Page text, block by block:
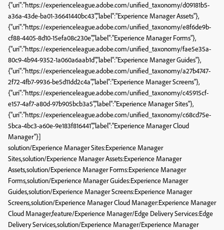
{"uri":"https://experienceleague.adobe.com/unified_taxonomy/d09181b5-
a36a-43de-ba01-36641440bc43","label":"Experience Manager Assets"},
{"uri":"https://experienceleague.adobe.com/unified_taxonomy/e8f6de9b-
cf88-4405-8d10-15efa08c230e","label":"Experience Manager Forms"},
{"uri":"https://experienceleague.adobe.com/unified_taxonomy/fae5e35a-
80c9-4b94-9352-1a060a6aab1d","label":"Experience Manager Guides"},
{"uri":"https://experienceleague.adobe.com/unified_taxonomy/a27b4747-
2f72-4fb7-9936-be5d11dd2c4a","label":"Experience Manager Screens"},
{"uri":"https://experienceleague.adobe.com/unified_taxonomy/c45915cf-
e157-4af7-a80d-97b905bcb3a5","label":"Experience Manager Sites"},
{"uri":"https://experienceleague.adobe.com/unified_taxonomy/c68cd75e-
5bca-4bc3-a60e-9e183f816441","label":"Experience Manager Cloud
Manager"}]
solution/Experience Manager Sites:Experience Manager
Sites,solution/Experience Manager Assets:Experience Manager
Assets,solution/Experience Manager Forms:Experience Manager
Forms,solution/Experience Manager Guides:Experience Manager
Guides,solution/Experience Manager Screens:Experience Manager
Screens,solution/Experience Manager Cloud Manager:Experience Manager
Cloud Manager,feature/Experience Manager/Edge Delivery Services:Edge
Delivery Services,solution/Experience Manager/Experience Manager